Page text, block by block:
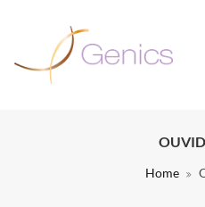
Home